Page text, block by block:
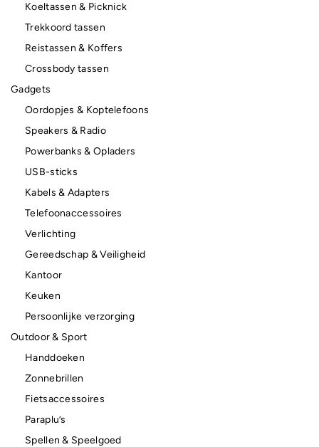
Koeltassen & Picknick
Trekkoord tassen
Reistassen & Koffers
Crossbody tassen
Gadgets
Oordopjes & Koptelefoons
Speakers & Radio
Powerbanks & Opladers
USB-sticks
Kabels & Adapters
Telefoonaccessoires
Verlichting
Gereedschap & Veiligheid
Kantoor
Keuken
Persoonlijke verzorging
Outdoor & Sport
Handdoeken
Zonnebrillen
Fietsaccessoires
Paraplu’s
Spellen & Speelgoed